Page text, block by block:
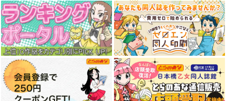
JOBSWAP COLLECT
ION
きゅうりとおくら
専売 2,530
OCTOPATH TRAVELER
オールキャラ
サンプル
STARDUST
苺の缶詰
825円（税込）
原神 オールキャラ
サンプル
EVA参拾周年お祝い本
RAYTREC
472円（税込）
新世紀エヴァンゲリオン
オールキャラ
サンプル